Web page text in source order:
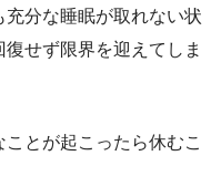
分な睡眠が取れない状
せず限界を迎えてしま
とが起こったら休むこ